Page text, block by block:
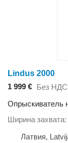
Lindus 2000
1 999 €
Без НДС
Опрыскиватель
Ширина захвата
Латвия,